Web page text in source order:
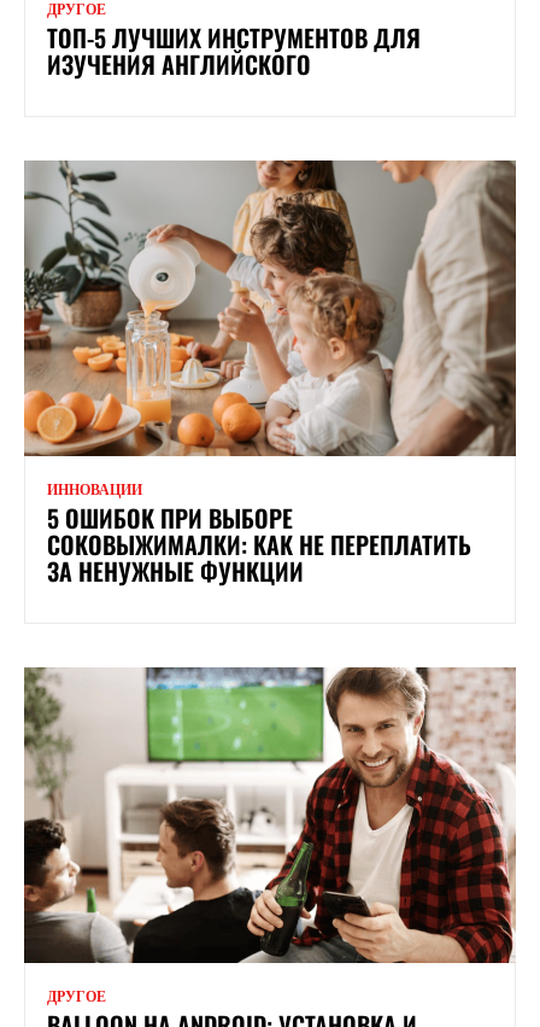
ДРУГОЕ
ТОП-5 ЛУЧШИХ ИНСТРУМЕНТОВ ДЛЯ
ИЗУЧЕНИЯ АНГЛИЙСКОГО
ИННОВАЦИИ
5 ОШИБОК ПРИ ВЫБОРЕ
СОКОВЫЖИМАЛКИ: КАК НЕ ПЕРЕПЛАТИТЬ
ЗА НЕНУЖНЫЕ ФУНКЦИИ
ДРУГОЕ